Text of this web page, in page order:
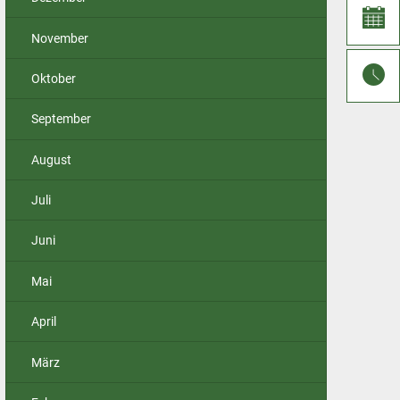
November
Oktober
September
August
Juli
Juni
Mai
April
März